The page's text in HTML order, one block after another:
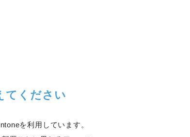
てください
を利用しています。